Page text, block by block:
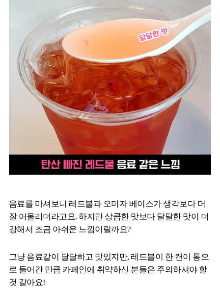
음료를 마셔보니 레드불과 오미자 베이스가 생각보다 더
잘 어울리더라고요. 하지만 상큼한 맛보다 달달한 맛이 더
강해서 조금 아쉬운 느낌이랄까요?
그냥 음료같이 달달하고 맛있지만, 레드불이 한 캔이 통으
로 들어간 만큼 카페인에 취약하신 분들은 주의하셔야 할
것 같아요!